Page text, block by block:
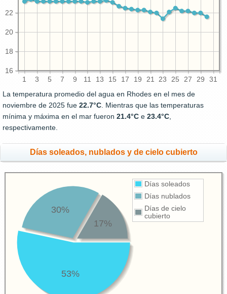
1 3 5 7 9 11 13 15 17 19 21 23 25 27 29 31
16
18
20
22
La temperatura promedio del agua en Rhodes en el mes de
noviembre de 2025 fue 22.7°C. Mientras que las temperaturas
mínima y máxima en el mar fueron 21.4°C e 23.4°C,
respectivamente.
Días soleados, nublados y de cielo cubierto
Días soleados
Días nublados
Días de cielo
cubierto
53%
30%
17%